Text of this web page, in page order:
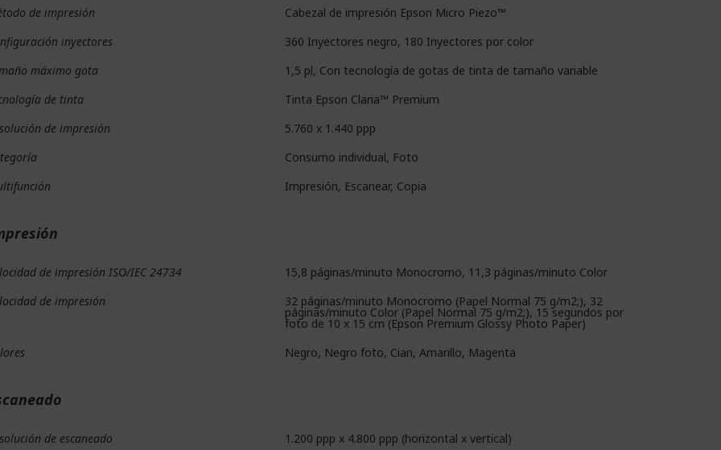
de impresión
Cabezal de impresión Epson Micro Piezo™
inyectores
360 Inyectores negro, 180 Inyectores por color
máximo gota
1,5 pl, Con tecnología de gotas de tinta de tamaño variable
de tinta
Tinta Epson Claria™ Premium
de impresión
5.760 x 1.440 ppp
Consumo individual, Foto
Impresión, Escanear, Copia
de impresión ISO/IEC 24734
15,8 páginas/minuto Monocromo, 11,3 páginas/minuto Color
de impresión
32 páginas/minuto Monocromo (Papel Normal 75 g/m2;), 32
páginas/minuto Color (Papel Normal 75 g/m2;), 15 segundos por
foto de 10 x 15 cm (Epson Premium Glossy Photo Paper)
Negro, Negro foto, Cian, Amarillo, Magenta
de escaneado
1.200 ppp x 4.800 ppp (horizontal x vertical)